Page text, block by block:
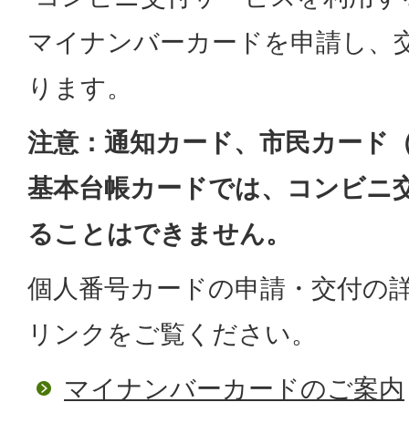
マイナンバーカードを申請し、
ります。
注意：通知カード、市民カード
基本台帳カードでは、コンビニ
ることはできません。
個人番号カードの申請・交付の
リンクをご覧ください。
マイナンバーカードのご案内